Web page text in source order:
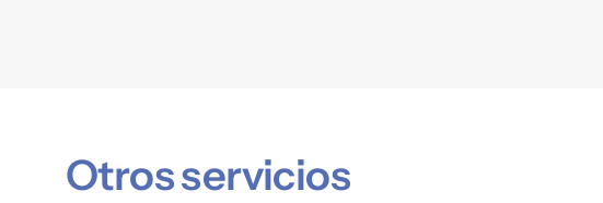
Otros servicios